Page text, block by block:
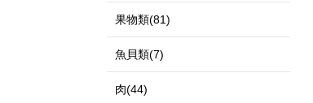
果物類(81)
魚貝類(7)
肉(44)